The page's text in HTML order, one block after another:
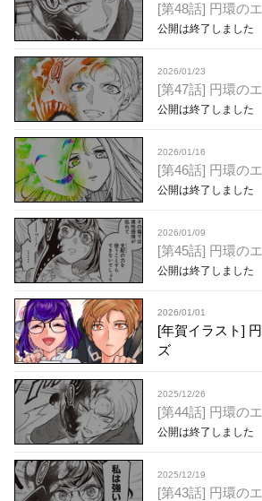
[第48話] 円環の
公開は終了しました
2026/01/23
[第47話] 円環の
公開は終了しました
2026/01/16
[第46話] 円環の
公開は終了しました
2026/01/09
[第45話] 円環の
公開は終了しました
2026/01/01
[年賀イラスト]
ズ
2025/12/26
[第44話] 円環の
公開は終了しました
2025/12/19
[第43話] 円環の